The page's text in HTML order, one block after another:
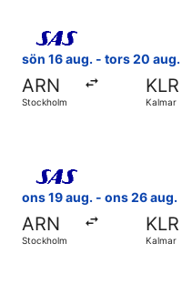
sön 16 aug. - tors 20 aug.
ARN
Stockholm
KLR
Kalmar
Välj flyg med
ons 19 aug. - ons 26 aug.
ARN
Stockholm
KLR
Kalmar
Välj flyg med